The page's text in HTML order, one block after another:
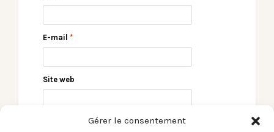
Gérer le consentement
E-mail *
Site web